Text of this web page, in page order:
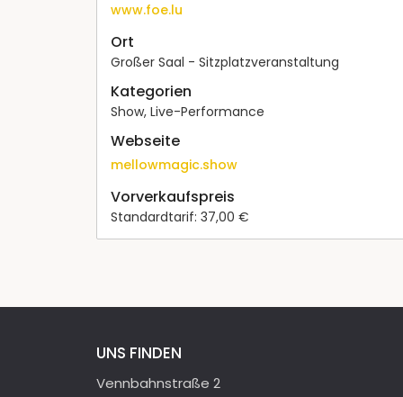
www.foe.lu
Ort
Großer Saal - Sitzplatzveranstaltung
Kategorien
Show, Live-Performance
Webseite
mellowmagic.show
Vorverkaufspreis
Standardtarif: 37,00 €
UNS FINDEN
Vennbahnstraße 2